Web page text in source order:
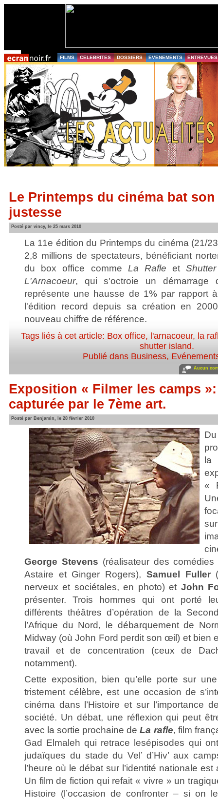
FILMS CELEBRITES DOSSIERS EVENEMENTS ENTREVUES
Le Printemps du cinéma bat
justesse
Posté par vincy, le 25 mars 2010
La 11e édition du Printemps du cinéma (21/
2,8 millions de spectateurs, bénéficiant
du box office comme La Rafle et
L'Arnacoeur, qui s'octroie un démarrage
représente une hausse de 1% par rapport
l'édition record depuis sa création en
nouveau chiffre de référence.
Tags liés à cet article: Box office, l'arnacoeur, la
shutter island.
Publié dans Business,
Aucun
Exposition « Filmer les camps
capturée par le 7ème art.
Posté par Benjamin, le 28 février 2010
la
«
George Stevens (réalisateur des
Astaire et Ginger Rogers), Samuel Fuller
nerveux et sociétales, en photo) et John
présenter. Trois hommes qui ont porté
différents théâtres d’opération de la
l’Afrique du Nord, le débarquement de
Midway (où John Ford perdit son œil) et bien
travail et de concentration (ceux de
notamment).
Cette exposition, bien qu’elle porte sur
tristement célèbre, est une occasion de
cinéma dans l’Histoire et sur l’importance
société. Un débat, une réflexion qui peut
avec la sortie prochaine deLa rafle, film
Gad Elmaleh qui retrace lesépisodes qui
judaïques du stade du Vel’ d’Hiv’ aux
l’heure où le débat sur l’identité nationale
Un film de fiction qui refait « vivre » un
Histoire (l’occasion de confronter – si on